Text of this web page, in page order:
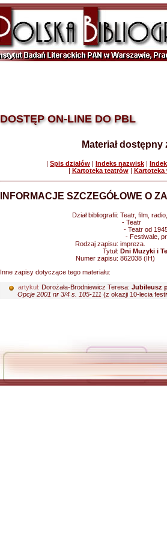
DOSTĘP ON-LINE DO PBL
Materiał dostępny
| Spis działów | Indeks nazwisk |
| Kartoteka teatrów| Kartoteka
INFORMACJE SZCZEGÓŁOWE O
Dział bibliografii: Teatr, film,
- Teatr
- Teatr od
- Festiwale,
Rodzaj zapisu: impreza.
Tytuł: Dni Muzyki i
Numer zapisu: 862038 (IH)
Inne zapisy dotyczące tego materiału:
artykuł: Dorożała-Brodniewicz Teresa: Jubileusz
Opcje 2001 nr 3/4 s. 105-111 (z okazji 10-lecia